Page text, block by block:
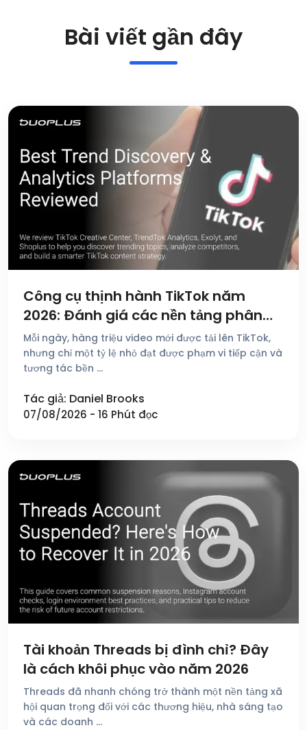
Bài viết gần đây
Công cụ thịnh hành TikTok năm
2026: Đánh giá các nền tảng phân
tích và khám phá xu hướng tốt nhất
Mỗi ngày, hàng triệu video mới được tải lên TikTok,
nhưng chỉ một tỷ lệ nhỏ đạt được phạm vi tiếp cận và
tương tác bền …
Tác giả: Daniel Brooks
07/08/2026 - 16 Phút đọc
Tài khoản Threads bị đình chỉ? Đây
là cách khôi phục vào năm 2026
Threads đã nhanh chóng trở thành một nền tảng xã
hội quan trọng đối với các thương hiệu, nhà sáng tạo
và các doanh …